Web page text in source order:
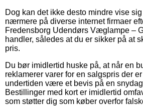
Dog kan det ikke desto mindre vise
nærmere på diverse internet firmaer
Fredensborg Udendørs Væglampe –
handler, således at du er sikker på at
pris.
Du bør imidlertid huske på, at når en
reklamerer varer for en salgspris der
undertiden være et bevis på en
Bestillinger med kort er imidlertid
som støtter dig som køber overfor